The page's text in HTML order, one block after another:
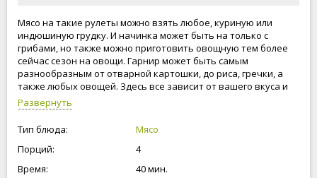
Мясо на такие рулеты можно взять любое, куриную или
индюшиную грудку. И начинка может быть на только с
грибами, но также можно приготовить овощную тем более
сейчас сезон на овощи. Гарнир может быть самым
разнообразным от отварной картошки, до риса, гречки, а
также любых овощей. Здесь все зависит от вашего вкуса и
вашей фантазии. А мне остается только пожелать вам
приятного аппетита. Готовьте вместе с нами, будьте
здоровы и счастливы.
Развернуть
Тип блюда:
Мясо
Порций:
4
Время:
40 мин.